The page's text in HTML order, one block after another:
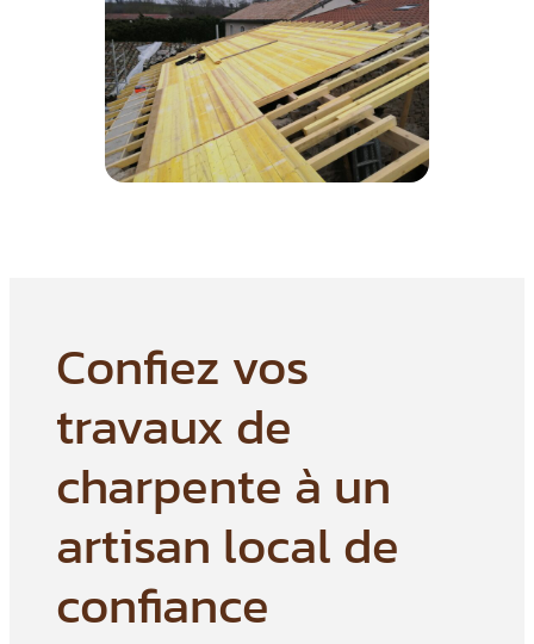
Confiez vos
travaux de
charpente à un
artisan local de
confiance